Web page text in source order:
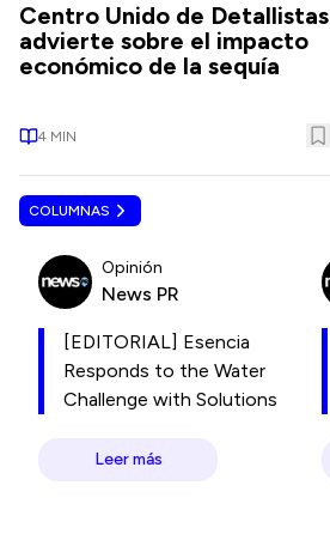
Centro Unido de Detallistas
advierte sobre el impacto
económico de la sequía
4 MIN
COLUMNAS
Opinión
News PR
[EDITORIAL] Esencia
Responds to the Water
Challenge with Solutions
Leer más